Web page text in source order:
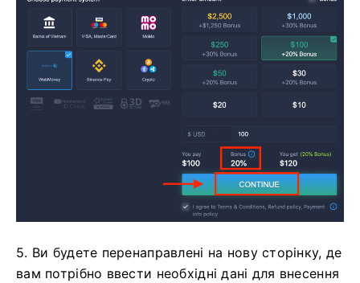
5. Ви будете перенаправлені на нову сторінку, де
вам потрібно ввести необхідні дані для внесення